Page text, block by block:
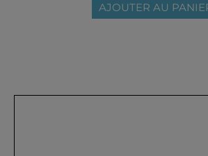
AJOUTER AU